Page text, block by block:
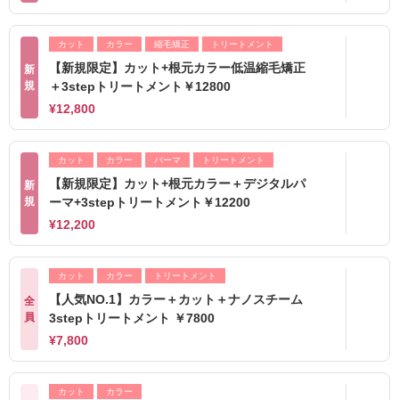
新
規
カット カラー 縮毛矯正 トリートメント
【新規限定】カット+根元カラー低温縮毛矯正
＋3stepトリートメント￥12800
¥12,800
新
規
カット カラー パーマ トリートメント
【新規限定】カット+根元カラー＋デジタルパ
ーマ+3stepトリートメント￥12200
¥12,200
全
員
カット カラー トリートメント
【人気NO.1】カラー＋カット＋ナノスチーム
3stepトリートメント ￥7800
¥7,800
カット カラー